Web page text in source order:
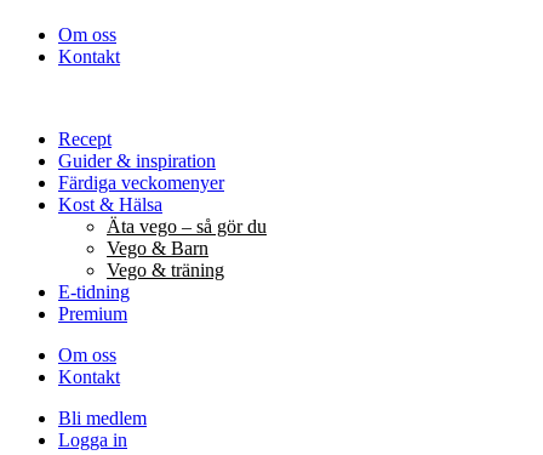
Om oss
Kontakt
Recept
Guider & inspiration
Färdiga veckomenyer
Kost & Hälsa
Äta vego – så gör du
Vego & Barn
Vego & träning
E-tidning
Premium
Om oss
Kontakt
Bli medlem
Logga in